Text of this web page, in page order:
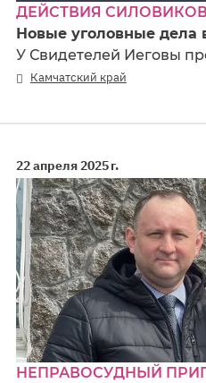
ДЕЙСТВИЯ СИЛОВИКОВ
Новые уголовные дела
У Свидетелей Иеговы
Камчатский край
22 апреля 2025 г.
НЕПРАВОСУДНЫЙ